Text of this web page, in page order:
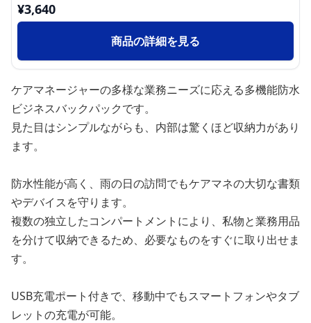
¥3,640
商品の詳細を見る
ケアマネージャーの多様な業務ニーズに応える多機能防水
ビジネスバックパックです。
見た目はシンプルながらも、内部は驚くほど収納力があり
ます。
防水性能が高く、雨の日の訪問でもケアマネの大切な書類
やデバイスを守ります。
複数の独立したコンパートメントにより、私物と業務用品
を分けて収納できるため、必要なものをすぐに取り出せま
す。
USB充電ポート付きで、移動中でもスマートフォンやタブ
レットの充電が可能。